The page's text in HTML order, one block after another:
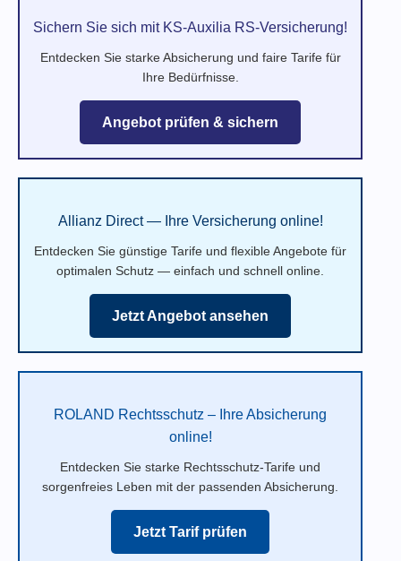
Sichern Sie sich mit KS-Auxilia RS-Versicherung!
Entdecken Sie starke Absicherung und faire Tarife für
Ihre Bedürfnisse.
Angebot prüfen & sichern
Allianz Direct — Ihre Versicherung online!
Entdecken Sie günstige Tarife und flexible Angebote für
optimalen Schutz — einfach und schnell online.
Jetzt Angebot ansehen
ROLAND Rechtsschutz – Ihre Absicherung
online!
Entdecken Sie starke Rechtsschutz-Tarife und
sorgenfreies Leben mit der passenden Absicherung.
Jetzt Tarif prüfen